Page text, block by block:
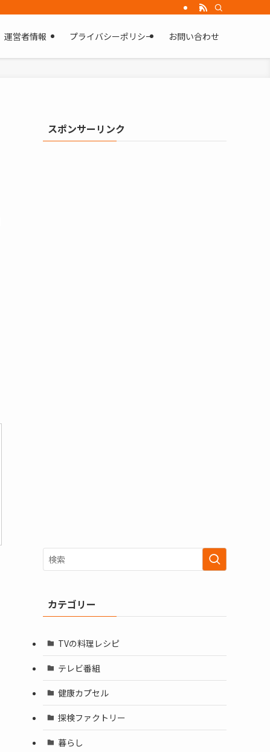
運営者情報 プライバシーポリシー お問い合わせ
スポンサーリンク
カテゴリー
TVの料理レシピ
テレビ番組
健康カプセル
探検ファクトリー
暮らし